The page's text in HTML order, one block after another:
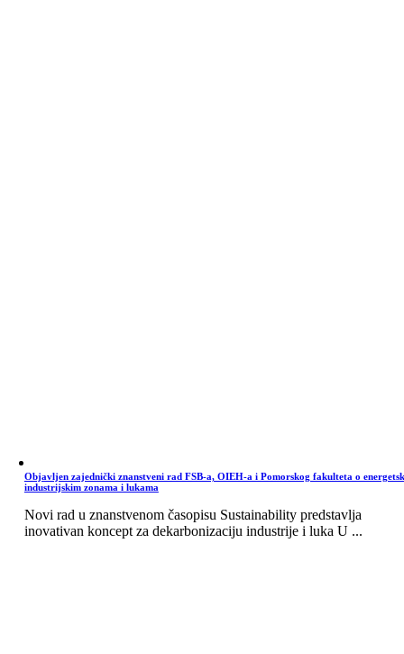
Objavljen zajednički znanstveni rad FSB-a, OIEH-a i Pomorskog fakulteta o
industrijskim zonama i lukama
Novi rad u znanstvenom časopisu Sustainability predstavlja
inovativan koncept za dekarbonizaciju industrije i luka U ...